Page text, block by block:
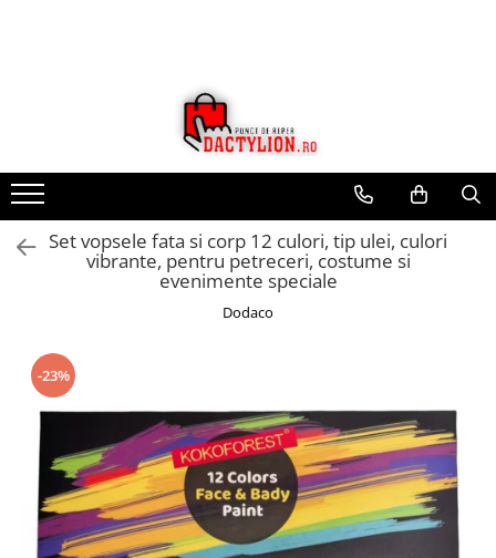
Set vopsele fata si corp 12 culori, tip ulei, culori
vibrante, pentru petreceri, costume si
evenimente speciale
Dodaco
-23%